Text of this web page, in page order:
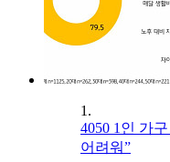
1.
4050 1인 가
어려워”